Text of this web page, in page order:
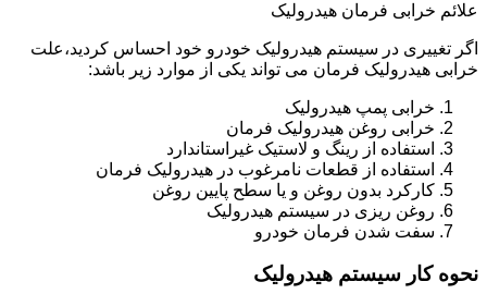
علائم خرابی فرمان هیدرولیک
اگر تغییری در سیستم هیدرولیک خودرو خود احساس کردید،علت
خرابی هیدرولیک فرمان می تواند یکی از موارد زیر باشد:
خرابی پمپ هیدرولیک
خرابی روغن هیدرولیک فرمان
استفاده از رینگ و لاستیک غیراستاندارد
استفاده از قطعات نامرغوب در هیدرولیک فرمان
کارکرد بدون روغن و یا سطح پایین روغن
روغن ریزی در سیستم هیدرولیک
سفت شدن فرمان خودرو
نحوه کار سیستم هیدرولیک